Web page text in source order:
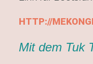
HTTP://
Mit dem Tuk